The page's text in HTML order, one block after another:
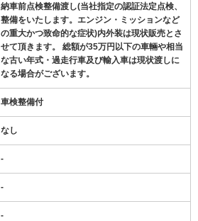
納車前点検整備渡し(当社指定の認証法定点検、
整備をいたします。エンジン・ミッションなど
の重大かつ致命的な症状)内外装は現状販売とさ
せて頂きます。 総額が35万円以下の車輛や相当
な古い年式・過走行車及び輸入車は現状渡しに
なる場合がございます。
車検整備付
なし
-
-
-